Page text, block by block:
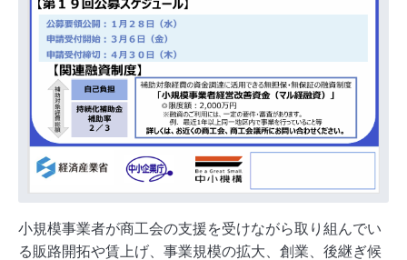
小規模事業者が商工会の支援を受けながら取り組んでい
る販路開拓や賃上げ、事業規模の拡大、創業、後継ぎ候